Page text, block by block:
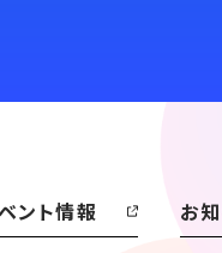
ント情報 お